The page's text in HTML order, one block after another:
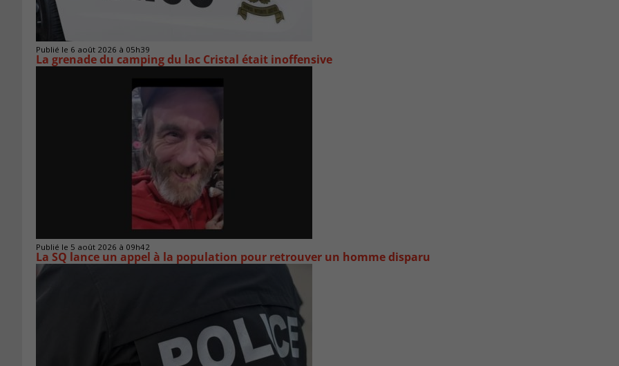
Publié le 6 août 2026 à 05h39
La grenade du camping du lac Cristal était inoffensive
Publié le 5 août 2026 à 09h42
La SQ lance un appel à la population pour retrouver un homme disparu